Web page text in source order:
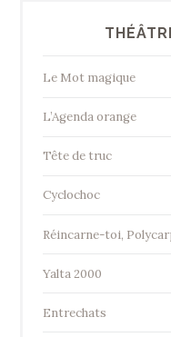
Le Mot magique
L’Agenda orange
Tête de truc
Cyclochoc
Réincarne-toi,
Yalta 2000
Entrechats